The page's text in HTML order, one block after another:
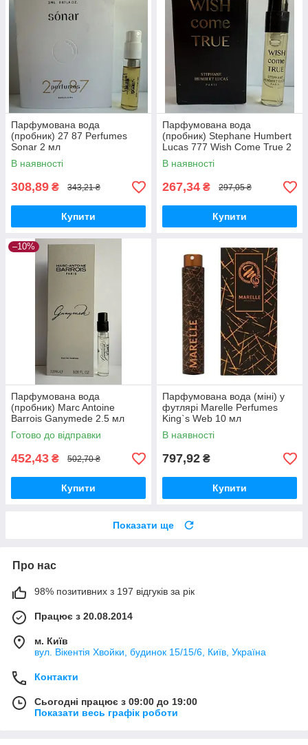
Парфумована вода
(пробник) 27 87 Perfumes
Sonar 2 мл
В наявності
308,89 ₴ 343,21 ₴
Купити
Парфумована вода
(пробник) Stephane Humbert
Lucas 777 Wish Come True 2
мл
В наявності
267,34 ₴ 297,05 ₴
Купити
–10%
Парфумована вода
(пробник) Marc Antoine
Barrois Ganymede 2.5 мл
Готово до відправки
452,43 ₴ 502,70 ₴
Купити
Парфумована вода (міні) у
футлярі Marelle Perfumes
King`s Web 10 мл
В наявності
797,92 ₴
Купити
Показати ще
Про нас
98% позитивних з 197 відгуків за рік
Працює з 20.08.2014
м. Київ
вул. Вікентія Хвойки, будинок 15/15/6, Київ, Україна
Контакти
Сьогодні працює з 09:00 до 19:00
Показати весь графік роботи